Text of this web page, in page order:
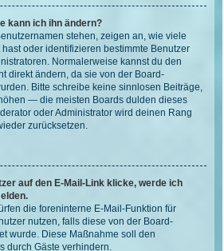
kann ich ihn ändern?
stehen, zeigen an, wie viele
oder identifizieren bestimmte Benutzer
Normalerweise kannst du den
direkt ändern, da sie von der Board-
Bitte schreibe keine sinnlosen Beiträge,
— die meisten Boards dulden dieses
oder Administrator wird deinen Rang
zurücksetzen.
auf den E-Mail-Link klicke, werde ich
die foreninterne E-Mail-Funktion für
nutzen, falls diese von der Board-
wurde. Diese Maßnahme soll den
durch Gäste verhindern.